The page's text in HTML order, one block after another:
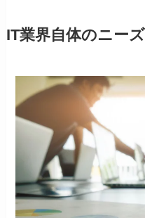
IT業界自体のニー